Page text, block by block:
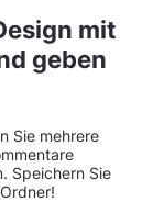
mit
geben
Sie mehrere
Speichern Sie